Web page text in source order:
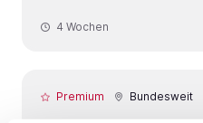
4 Wochen
Premium Bundesweit